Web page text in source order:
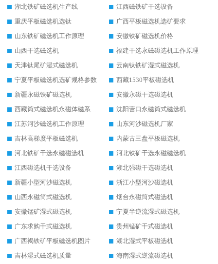
湖北铁矿磁选机生产线
江西磁铁矿干选设备
重庆平板磁选机选钛
广西平板磁选机选矿要求
山东铁矿磁选机工作原理
安徽铁矿磁选机价格
山西干选磁选机
福建干选永磁磁选机工作原理
天津钛尾矿湿式磁选机
云南钛铁矿湿式磁选机
宁夏平板磁选机选矿规格参数
西藏1530平板磁选机
新疆永磁铁矿磁选机
安徽永磁干选磁选机
西藏筒式磁选机永磁体磁系设计
沈阳营口永磁筒式磁选机
江苏河沙磁选机工作原理
山东河沙磁选机厂家
吉林高梯度平板磁选机
内蒙古三盘平板磁选机
河北铁矿干选永磁磁选机
河北铁矿干选永磁磁选机
江西磁选机干选设备
湖北强磁干选磁选机
新疆小型河沙磁选机
浙江小型河沙磁选机
山西永磁筒式磁选机
烟台永磁筒式磁选机
安徽锰矿湿式磁选机
宁夏半逆流湿式磁选机
广东求购干式磁选机
贵州锰矿干式磁选机
广西褐铁矿平板磁选机图片
湖北湿式平板磁选机
吉林湿式磁选机质量
海南湿式逆流磁选机